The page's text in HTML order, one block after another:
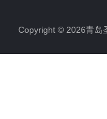
Copyright © 2026青岛